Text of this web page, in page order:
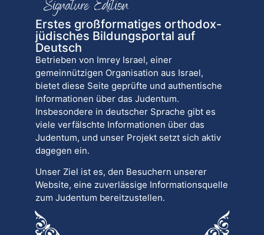
Erstes großformatiges orthodox-
jüdisches Bildungsportal auf
Deutsch
Betrieben von Imrey Israel, einer
gemeinnützigen Organisation aus Israel,
bietet diese Seite geprüfte und authentische
Informationen über das Judentum.
Insbesondere in deutscher Sprache gibt es
viele verfälschte Informationen über das
Judentum, und unser Projekt setzt sich aktiv
dagegen ein.
Unser Ziel ist es, den Besuchern unserer
Website, eine zuverlässige Informationsquelle
zum Judentum bereitzustellen.